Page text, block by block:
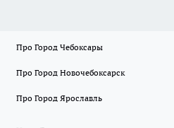
Про Город Чебоксары
Про Город Новочебоксарск
Про Город Ярославль